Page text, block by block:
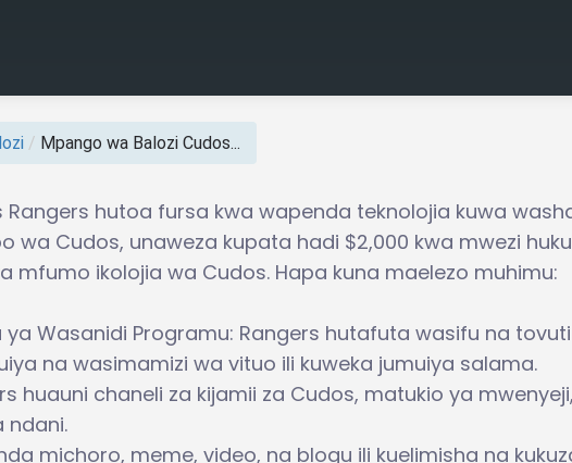
/ Mpango wa Balozi Cudos...
hutoa fursa kwa wapenda teknolojia kuwa
wa Cudos, unaweza kupata hadi $2,000 kwa mwezi huku
mfumo ikolojia wa Cudos. Hapa kuna maelezo muhimu:
ya Wasanidi Programu: Rangers hutafuta wasifu na
na wasimamizi wa vituo ili kuweka jumuiya salama.
huauni chaneli za kijamii za Cudos, matukio ya
ndani.
michoro, meme, video, na blogu ili kuelimisha na